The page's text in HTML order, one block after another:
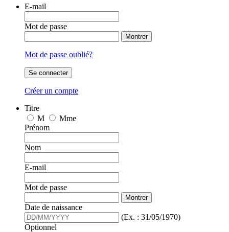
E-mail
Mot de passe
Montrer
Mot de passe oublié?
Se connecter
Créer un compte
Titre
M
Mme
Prénom
Nom
E-mail
Mot de passe
Montrer
Date de naissance
(Ex. : 31/05/1970)
Optionnel